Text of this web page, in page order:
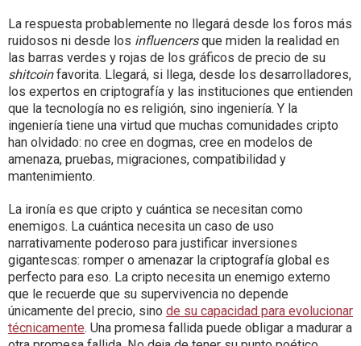
La respuesta probablemente no llegará desde los foros más
ruidosos ni desde los influencersque miden la realidad en
las barras verdes y rojas de los gráficos de precio de su
shitcoinfavorita. Llegará, si llega, desde los desarrolladores,
los expertos en criptografía y las instituciones que entienden
que la tecnología no es religión, sino ingeniería. Y la
ingeniería tiene una virtud que muchas comunidades cripto
han olvidado: no cree en dogmas, cree en modelos de
amenaza, pruebas, migraciones, compatibilidad y
mantenimiento.
La ironía es que cripto y cuántica se necesitan como
enemigos. La cuántica necesita un caso de uso
narrativamente poderoso para justificar inversiones
gigantescas: romper o amenazar la criptografía global es
perfecto para eso. La cripto necesita un enemigo externo
que le recuerde que su supervivencia no depende
únicamente del precio, sino de su capacidad para evolucionar
técnicamente. Una promesa fallida puede obligar a madurar a